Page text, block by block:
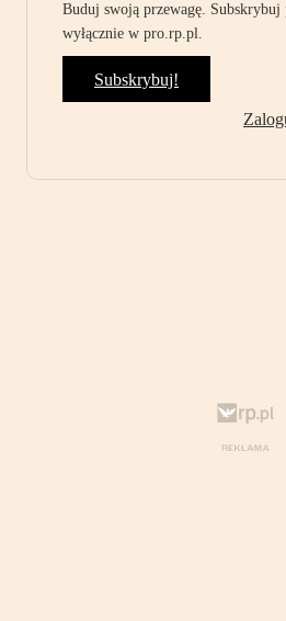
Buduj swoją przewagę.
wyłącznie w pro.rp.pl.
Subskrybuj!